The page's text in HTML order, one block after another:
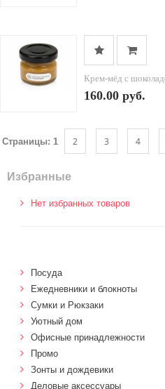
Крем-мёд с
160.00 руб.
Страницы: 1 2 3 4
Избранные
Нет избранных товаров
Посуда
Ежедневники и блокноты
Сумки и Рюкзаки
Уютный дом
Офисные принадлежности
Промо
Зонты и дождевики
Деловые аксессуары